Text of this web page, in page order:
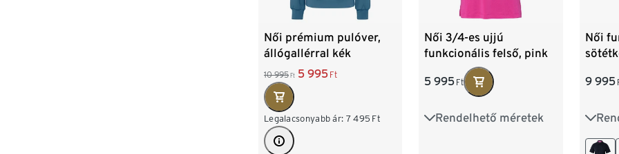
Női prémium pulóver,
állógallérral kék
10 995 Ft 5 995 Ft
Legalacsonyabb ár: 7 495 Ft
Női 3/4-es ujjú
funkcionális felső, pink
5 995 Ft
Rendelhető méretek
XS 32/34 S 36/38
Női
9 995
36
44